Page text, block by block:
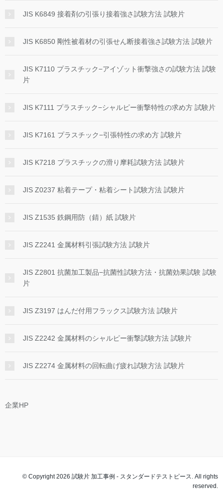
JIS K6849 接着剤の引張り接着強さ試験方法 試験片
JIS K6850 剛性被着材の引張せん断接着強さ試験方法 試験片
JIS K7110 プラスチック−アイゾット衝撃強さの試験方法 試験
片
JIS K7111 プラスチック−シャルピー衝撃特性の求め方 試験片
JIS K7161 プラスチック−引張特性の求め方 試験片
JIS K7218 プラスチックの滑り摩耗試験方法 試験片
JIS Z0237 粘着テープ・粘着シート試験方法 試験片
JIS Z1535 鉄鋼用防（錆）紙 試験片
JIS Z2241 金属材料引張試験方法 試験片
JIS Z2801 抗菌加工製品−抗菌性試験方法・抗菌効果試験 試験
片
JIS Z3197 はんだ付用フラックス試験方法 試験片
JIS Z2242 金属材料のシャルピー衝撃試験方法 試験片
JIS Z2274 金属材料の回転曲げ疲れ試験方法 試験片
企業HP
© Copyright 2026 試験片 加工事例 - スタンダードテストピース. All rights
reserved.